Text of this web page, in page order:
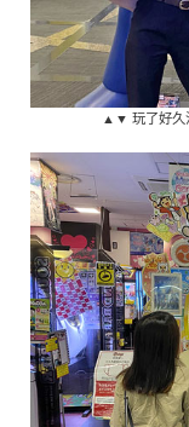
▲▼ 玩了好久